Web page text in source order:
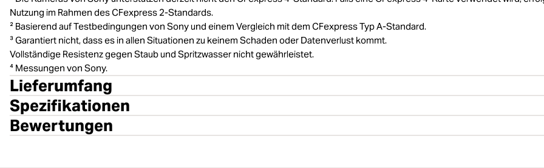
Nutzung im Rahmen des CFexpress 2-Standards.
² Basierend auf Testbedingungen von Sony und einem Vergleich mit dem CFexpress Typ A-Standard.
³ Garantiert nicht, dass es in allen Situationen zu keinem Schaden oder Datenverlust kommt.
Vollständige Resistenz gegen Staub und Spritzwasser nicht gewährleistet.
⁴ Messungen von Sony.
Lieferumfang
Spezifikationen
Bewertungen